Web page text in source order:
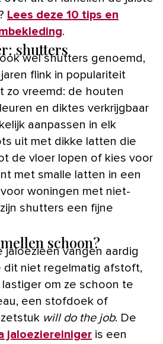
Lees deze 10 tips en
.
shutters
wel shutters genoemd,
flink in populariteit
zo vreemd: de houten
en diktes verkrijgbaar
aanpassen in elk
uit met dikke latten die
de vloer lopen of kies voor
met smalle latten in een
woningen met niet-
shutters een fijne
schoon?
jaloezieën vangen aardig
dit niet regelmatig afstoft,
om ze schoon te
een stofdoek of
will do the job. De
jaloeziereiniger is een